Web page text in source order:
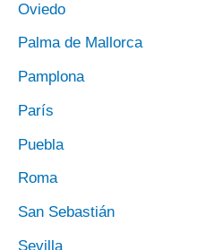
Oviedo
Palma de Mallorca
Pamplona
París
Puebla
Roma
San Sebastián
Sevilla